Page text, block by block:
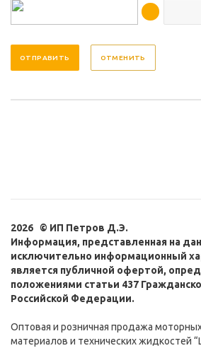
ОТМЕНИТЬ
2026 © ИП Петров Д.Э.
Информация, представленная на
исключительно информационный
является публичной офертой,
положениями статьи 437
Российской Федерации.
Оптовая и розничная продажа
материалов и технических жидкостей